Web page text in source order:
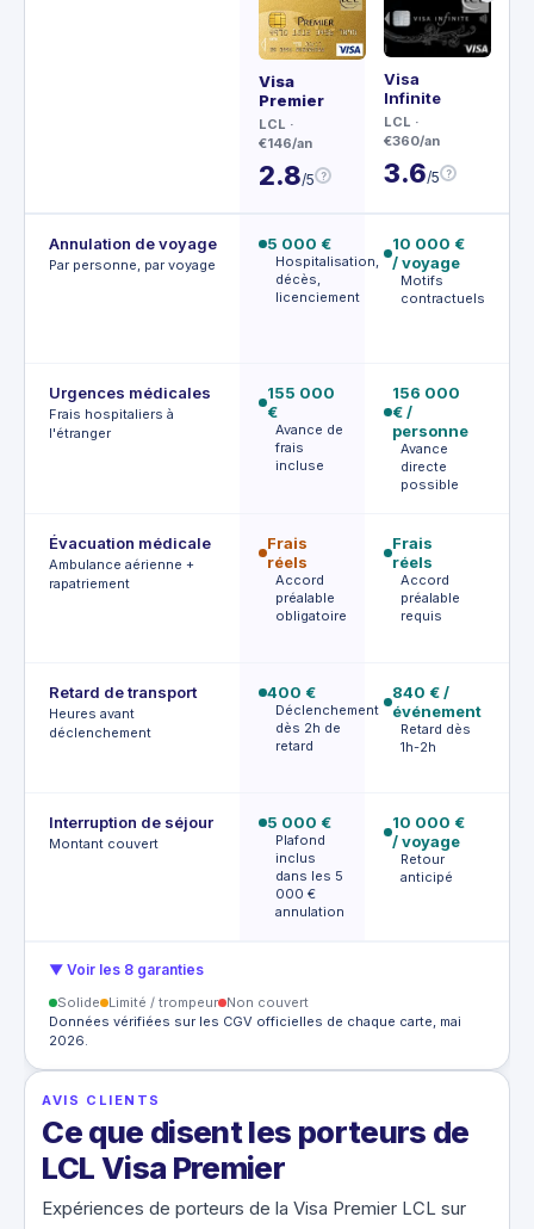
Visa
Premier
LCL ·
€146/an
2.8/5 ?
Visa
Infinite
LCL ·
€360/an
3.6/5 ?
Annulation de voyage
Par personne, par voyage
5 000 €
Hospitalisation,
décès,
licenciement
10 000 €
/ voyage
Motifs
contractuels
Urgences médicales
Frais hospitaliers à
l'étranger
155 000
€
Avance de
frais
incluse
156 000
€ /
personne
Avance
directe
possible
Évacuation médicale
Ambulance aérienne +
rapatriement
Frais
réels
Accord
préalable
obligatoire
Frais
réels
Accord
préalable
requis
Retard de transport
Heures avant
déclenchement
400 €
Déclenchement
dès 2h de
retard
840 € /
événement
Retard dès
1h-2h
Interruption de séjour
Montant couvert
5 000 €
Plafond
inclus
dans les 5
000 €
annulation
10 000 €
/ voyage
Retour
anticipé
▼ Voir les 8 garanties
Solide Limité / trompeur Non couvert
Données vérifiées sur les CGV officielles de chaque carte, mai
2026.
AVIS CLIENTS
Ce que disent les porteurs de
LCL Visa Premier
Expériences de porteurs de la Visa Premier LCL sur